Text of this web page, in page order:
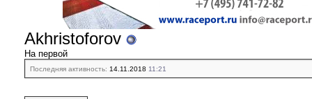
Akhristoforov
На первой
Последняя активность: 14.11.2018 11:21